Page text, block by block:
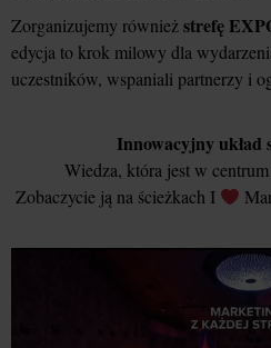
Zorganizujemy równieżstrefę
edycja to krok milowy dla
uczestników, wspaniali partnerzy i
Innowacyjny układ
Wiedza, która jest w
Zobaczycie ją na ścieżkach I